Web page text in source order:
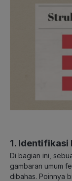
1. Identifikasi
Di bagian ini,
gambaran umum
dibahas. Poinnya